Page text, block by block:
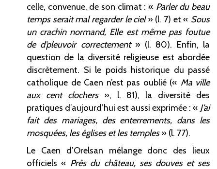
celle, convenue, de son climat : « Parler du beau
temps serait mal regarder le ciel » (l. 7) et « Sous
un crachin normand, Elle est même pas foutue
de d’pleuvoir correctement » (l. 80). Enfin, la
question de la diversité religieuse est abordée
discrètement. Si le poids historique du passé
catholique de Caen n’est pas oublié (« Ma ville
aux cent clochers », l. 81), la diversité des
pratiques d’aujourd’hui est aussi exprimée : « J’ai
fait des mariages, des enterrements, dans les
mosquées, les églises et les temples » (l. 77).
Le Caen d’Orelsan mélange donc des lieux
officiels « Près du château, ses douves et ses